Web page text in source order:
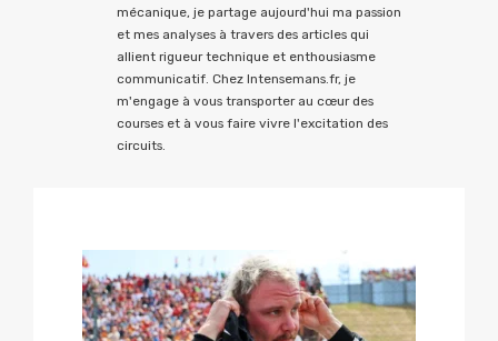
mécanique, je partage aujourd'hui ma passion
et mes analyses à travers des articles qui
allient rigueur technique et enthousiasme
communicatif. Chez Intensemans.fr, je
m'engage à vous transporter au cœur des
courses et à vous faire vivre l'excitation des
circuits.